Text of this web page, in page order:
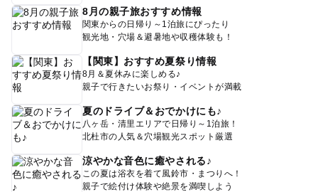
8月の親子旅おすすめ情報
関東からの日帰り～1泊旅にぴったり
観光地・穴場＆避暑地や収穫体験も！
【関東】おすすめ夏祭り情報
8月＆夏休みに楽しめる♪
親子で行きたいお祭り・イベントが満載
夏のドライブ＆おでかけにも♪
八ヶ岳・清里エリアで日帰り～1泊旅！
北杜市の人気＆穴場観光スポット厳選
涼やかな音色に癒やされる♪
この夏は浴衣を着て風鈴市・まつりへ！
親子で絵付け体験や絶景を満喫しよう